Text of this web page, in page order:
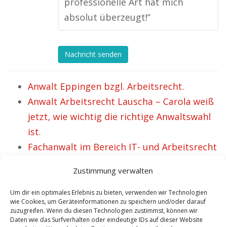
Zustimmung verwalten
Um dir ein optimales Erlebnis zu bieten, verwenden wir Technologien
wie Cookies, um Geräteinformationen zu speichern und/oder darauf
zuzugreifen. Wenn du diesen Technologien zustimmst, können wir
Daten wie das Surfverhalten oder eindeutige IDs auf dieser Website
absolut überzeugt!“
Nachricht senden
Anwalt Eppingen bzgl. Arbeitsrecht.
Anwalt Arbeitsrecht Lauscha – Carola weiß
jetzt, wie wichtig die richtige Anwaltswahl
ist.
Fachanwalt im Bereich IT- und Arbeitsrecht
Anwalt Bad Säckingen für Arbeitsrecht.
Anwalt Arbeitsrecht Weener – Inzwischen
42 glückliche Mandanten.
Kanzlei Dr. Schmelzer Anwalt Arbeitsrecht